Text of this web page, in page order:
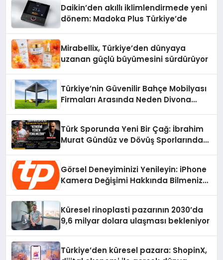
Daikin’den akıllı iklimlendirmede yeni
dönem: Madoka Plus Türkiye’de
Mirabellix, Türkiye’den dünyaya
uzanan güçlü büyümesini sürdürüyor
Türkiye’nin Güvenilir Bahçe Mobilyası
Firmaları Arasında Neden Divona
Türk Sporunda Yeni Bir Çağ: İbrahim
Murat Gündüz ve Dövüş Sporlarında
Görsel Deneyiminizi Yenileyin: iPhone
Kamera Değişimi Hakkında Bilmeniz
Küresel rinoplasti pazarının 2030’da
9,6 milyar dolara ulaşması bekleniyor
Türkiye’den küresel pazara: ShopinX,